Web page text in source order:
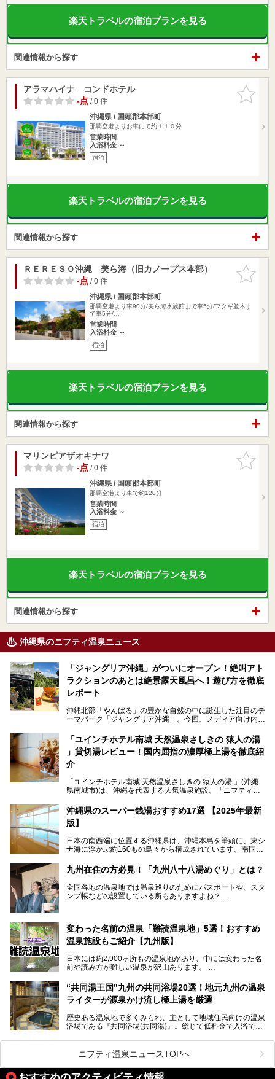
楽天トラベルの宿泊プランを見る
関連情報から探す
お気に入
りに追加
アラマハイナ コンドホテル
-点/ 0 件
沖縄県 / 国頭郡本部町
那覇空港よりお車にて約１１０分
営業時間
入浴料金 ～
宿泊
楽天トラベルの宿泊プランを見る
関連情報から探す
お気に入
りに追加
ＲＥＲＥＳＯ沖縄 美ら海（旧カノープス本部）
-点/ 0 件
沖縄県 / 国頭郡本部町
那覇空港より車90分/美ら海水族館まで車5分/フクギ並木ま
で車5分/…
営業時間
入浴料金 ～
宿泊
楽天トラベルの宿泊プランを見る
関連情報から探す
お気に入
りに追加
マリンピアザオキナワ
-点/ 0 件
沖縄県 / 国頭郡本部町
那覇空港より車で約120分
営業時間
入浴料金 ～
宿泊
楽天トラベルの宿泊プランを見る
関連情報から探す
沖縄県のニフティ温泉ニュース
「ジャングリア沖縄」がついにオープン！絶叫アト
ラクションのあとは絶景露天風呂へ！遊び方を徹底
レポート
沖縄北部「やんばる」の豊かな自然の中に誕生した注目のテ
ーマパーク「ジャングリア沖縄」。今回、メディア向け内覧
グリアの全貌をお届けすべく、見どころや料金、アクセス方
法まで徹底解説していきます。
「ユインチホテル南城 天然温泉さしきの 猿人の湯
」貸切湯レビュー！国内屈指の濃厚極上湯を徹底紹
介
「ユインチホテル南城 天然温泉さしきの 猿人の湯 」(沖縄
県南城市)は、沖縄を代表する人気温泉施設。「ニフティ温
位を獲得し、平日・土日にかかわらず多くの常連客や温泉フ
ァンが訪れます。
ンに注目される存在。今回は貸切湯にスポットを当て、その
魅力を徹底解説します。
沖縄県のスーパー銭湯おすすめ17選 【2025年最新
版】
日本の南西端に位置する沖縄県は、沖縄本島を筆頭に、東シ
ナ海に浮かぶ約160もの島々から構成されています。南国な
ずの豊かな自然、独自の歴史や文化など、多くの人を惹きつ
けてやまない魅力あふれる観光県です。
そんな沖縄県のスーパー銭湯には、ホテル併設などリゾート
と同時に楽しめる施設が多くあります。日帰りでも旅行気分
九州在住の方必見！「九州八十八湯めぐり」とは？
全国各地の温泉地では温泉巡りのためにパスポートや、スタ
ンプ帳などの設置している所もありますよね？
な方ならぜひ参加してみたいスタンプラリーでしょう。
変わった名前の温泉「難読温泉地」5選！おすすめ
温泉施設もご紹介【九州版】
日本には約2,900ヶ所もの温泉地があり、中には変わった名
前や読み方が難しい温泉が沢山あります。
そこで日本各地にある「難読温泉地」を、地域ごとにクイズ
形式でご紹介。第５回目(最終回)である今回は、九州地方の
難読温泉地をピックアップしました。
いくつ読めるか、ぜひチャレンジしてみて下さいね！
“共同湯王国”九州の共同浴場20選！地元九州の温泉
ライターが源泉かけ流し極上湯を厳選
歴史ある温泉地で多くみられ、主として地域住民向けの温泉
浴場である『共同浴場(共同湯)』。総じて低料金で入浴で
特徴です。
共同浴場は全国各地の温泉地にありますが、特に九州地方は
共同湯文化が古くから発展し、質・量ともに大変充実。九州
は“共同湯王国”といっても決して過言では無いでしょう。
ニフティ温泉ニュースTOPへ